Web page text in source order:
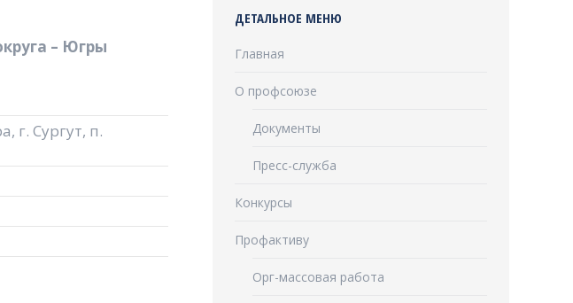
– Югры
г. Сургут, п.
ДЕТАЛЬНОЕ МЕНЮ
Главная
О профсоюзе
Документы
Пресс-служба
Конкурсы
Профактиву
Орг-массовая работа